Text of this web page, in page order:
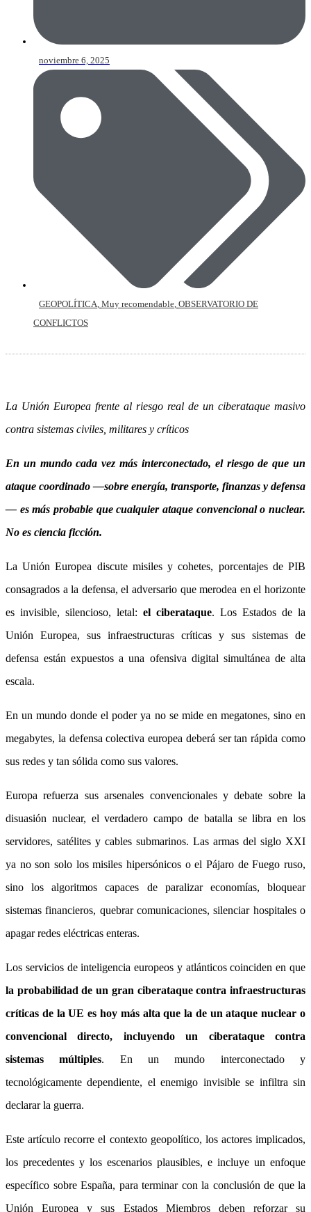
noviembre 6, 2025
GEOPOLÍTICA Muy recomendable OBSERVATORIO DE
CONFLICTOS
La Unión Europea frente al riesgo real de un ciberataque masivo
contra sistemas civiles, militares y críticos
En un mundo cada vez más interconectado, el riesgo de que un
ataque coordinado —sobre energía, transporte, finanzas y defensa
— es más probable que cualquier ataque convencional o nuclear.
No es ciencia ficción.
La Unión Europea discute misiles y cohetes, porcentajes de PIB
consagrados a la defensa, el adversario que merodea en el horizonte
es invisible, silencioso, letal: el ciberataque. Los Estados de la
Unión Europea, sus infraestructuras críticas y sus sistemas de
defensa están expuestos a una ofensiva digital simultánea de alta
escala.
En un mundo donde el poder ya no se mide en megatones, sino en
megabytes, la defensa colectiva europea deberá ser tan rápida como
sus redes y tan sólida como sus valores.
Europa refuerza sus arsenales convencionales y debate sobre la
disuasión nuclear, el verdadero campo de batalla se libra en los
servidores, satélites y cables submarinos. Las armas del siglo XXI
ya no son solo los misiles hipersónicos o el Pájaro de Fuego ruso,
sino los algoritmos capaces de paralizar economías, bloquear
sistemas financieros, quebrar comunicaciones, silenciar hospitales o
apagar redes eléctricas enteras.
Los servicios de inteligencia europeos y atlánticos coinciden en que
la probabilidad de un gran ciberataque contra infraestructuras
críticas de la UE es hoy más alta que la de un ataque nuclear o
convencional directo, incluyendo un ciberataque contra
sistemas múltiples. En un mundo interconectado y
tecnológicamente dependiente, el enemigo invisible se infiltra sin
declarar la guerra.
Este artículo recorre el contexto geopolítico, los actores implicados,
los precedentes y los escenarios plausibles, e incluye un enfoque
específico sobre España, para terminar con la conclusión de que la
Unión Europea y sus Estados Miembros deben reforzar su